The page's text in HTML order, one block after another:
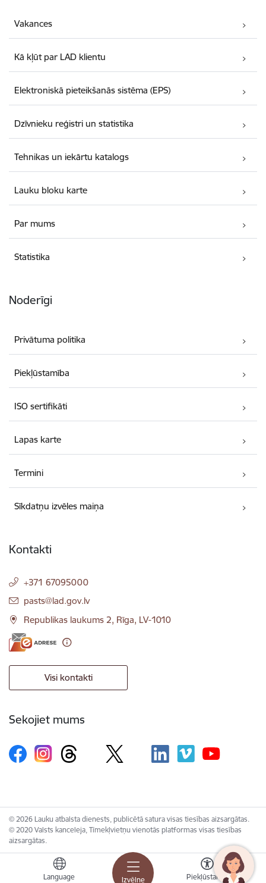
Izvēlne
Language Piekļūstamība
Vakances
Kā kļūt par LAD klientu
Elektroniskā pieteikšanās sistēma (EPS)
Dzīvnieku reģistri un statistika
Tehnikas un iekārtu katalogs
Lauku bloku karte
Par mums
Statistika
Noderīgi
Privātuma politika
Piekļūstamība
ISO sertifikāti
Lapas karte
Termini
Sīkdatņu izvēles maiņa
Kontakti
+371 67095000
E-pasts:
pasts@lad.gov.lv
Republikas laukums 2, Rīga, LV-1010
Visi kontakti
Sekojiet mums
© 2026 Lauku atbalsta dienests, publicētā satura visas tiesības aizsargātas.
© 2020 Valsts kanceleja, Tīmekļvietņu vienotās platformas visas tiesības
aizsargātas.